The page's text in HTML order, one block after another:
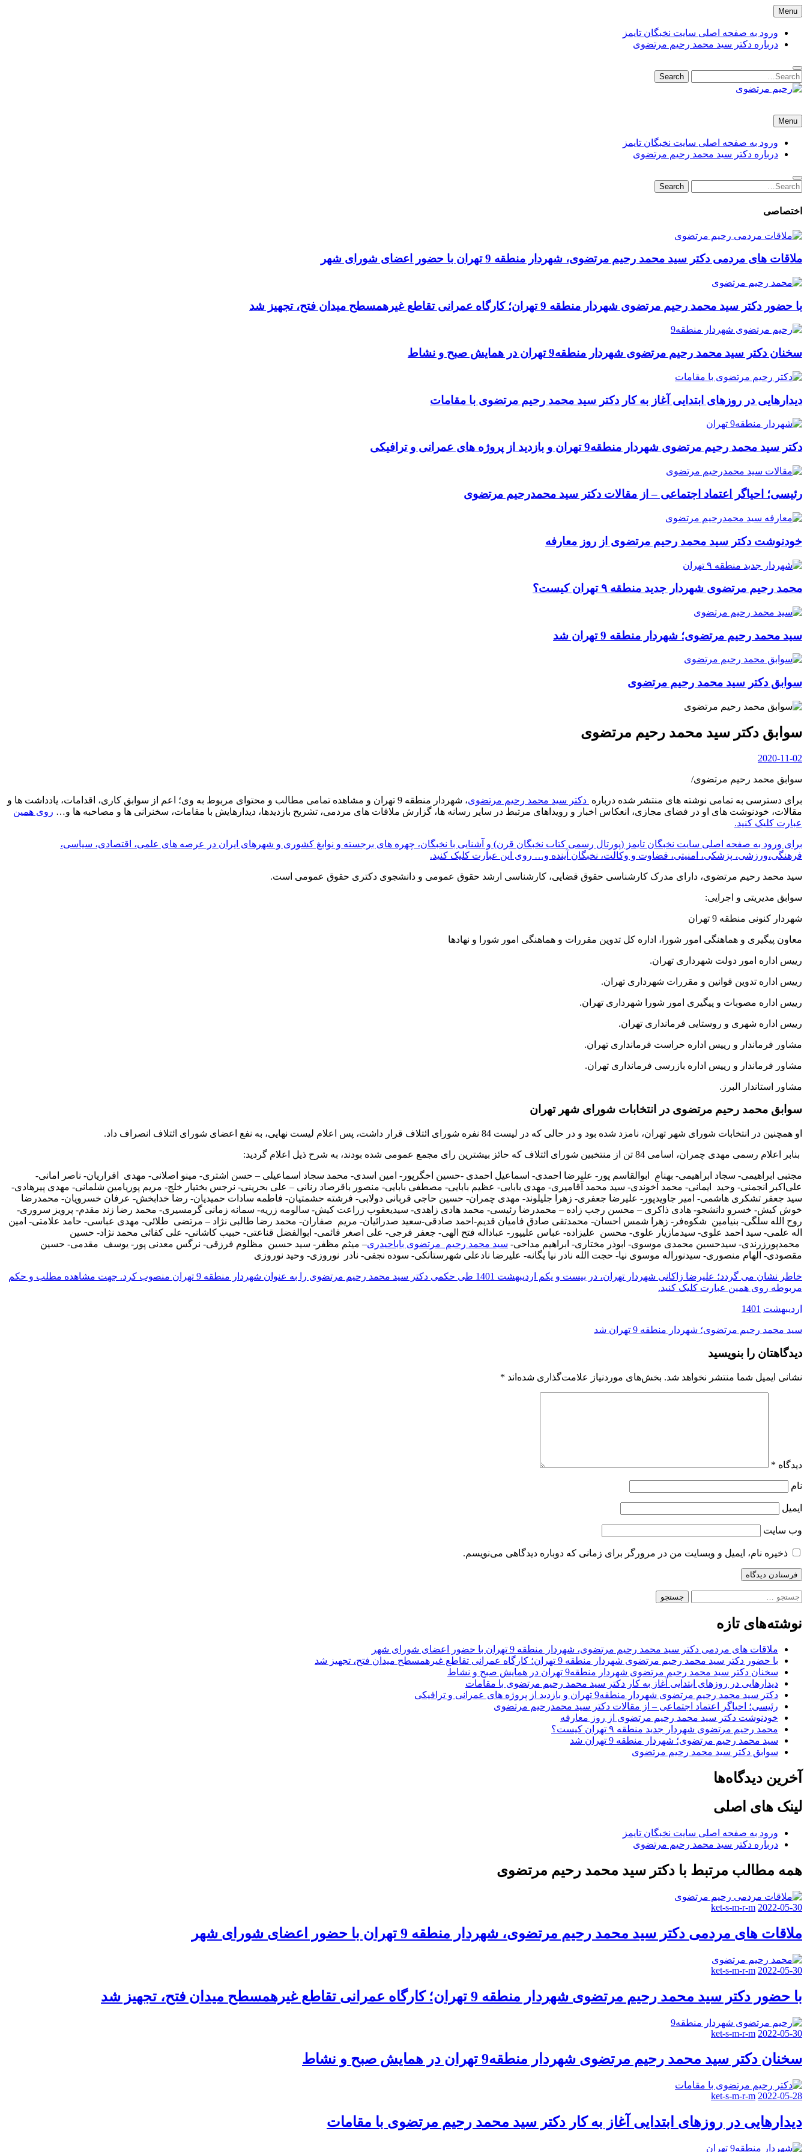
Skip
to
content
Menu
ورود به صفحه اصلی سایت نخبگان تایمز
درباره دکتر سید محمد رحیم مرتضوی
Search
for:
Search
دکتر سید محمد رحیم مرتضوی باباحیدری شهردار منطقه 9 تهران – شهرداری تهران
Menu
ورود به صفحه اصلی سایت نخبگان تایمز
درباره دکتر سید محمد رحیم مرتضوی
Search
for:
Search
اختصاصی
ملاقات های مردمی دکتر سید محمد رحیم مرتضوی، شهردار منطقه 9 تهران با حضور اعضای شورای شهر
با حضور دکتر سید محمد رحیم مرتضوی شهردار منطقه 9 تهران؛ کارگاه عمرانی تقاطع غیرهمسطح میدان فتح، تجهیز شد
سخنان دکتر سید محمد رحیم مرتضوی شهردار منطقه9 تهران در همایش صبح و نشاط
دیدارهایی در روزهای ابتدایی آغاز به کار دکتر سید محمد رحیم مرتضوی با مقامات
دکتر سید محمد رحیم مرتضوی شهردار منطقه9 تهران و بازدید از پروژه های عمرانی و ترافیکی
رئیسی؛ احیاگر اعتماد اجتماعی – از مقالات دکتر سید محمدرحیم مرتضوی
خودنوشت دکتر سید محمد رحیم مرتضوی از روز معارفه
محمد رحیم مرتضوی شهردار جدید منطقه ۹ تهران کیست؟
سید محمد رحیم مرتضوی؛ شهردار منطقه 9 تهران شد
سوابق دکتر سید محمد رحیم مرتضوی
سوابق دکتر سید محمد رحیم مرتضوی
2020-11-02
سوابق محمد رحیم مرتضوی/
برای دسترسی به تمامی نوشته های منتشر شده درباره دکتر سید محمد رحیم مرتضوی
، شهردار منطقه 9 تهران و مشاهده تمامی مطالب و محتوای مربوط به وی؛ اعم از سوابق کاری، اقدامات، یادداشت ها و
مقالات، خودنوشت های او در فضای مجازی، انعکاس اخبار و رویداهای مرتبط در سایر رسانه ها، گزارش ملاقات های مردمی، تشریح بازدیدها، دیدارهایش با مقامات، سخنرانی ها و مصاحبه ها و… روی همین
عبارت کلیک کنید.
برای ورود به صفحه اصلی سایت نخبگان تایمز (پورتال رسمی کتاب نخبگان قرن) و آشنایی با نخبگان، چهره های برجسته و نوابغ کشوری و شهرهای ایران در عرصه های علمی، اقتصادی، سیاسی،
فرهنگی،ورزشی، پزشکی، امنیتی، قضاوت و وکالت، نخبگان آینده و… روی این عبارت کلیک کنید.
سید محمد رحیم مرتضوی، دارای مدرک کارشناسی حقوق قضایی، کارشناسی ارشد حقوق عمومی و دانشجوی دکتری حقوق عمومی است.
سوابق مدیریتی و اجرایی:
شهردار کنونی منطقه 9 تهران
معاون پیگیری و هماهنگی امور شورا، اداره کل تدوین مقررات و هماهنگی امور شورا و نهادها
رییس اداره امور دولت شهرداری تهران.
رییس اداره تدوین قوانین و مقررات شهرداری تهران.
رییس اداره مصوبات و پیگیری امور شورا شهرداری تهران.
رییس اداره شهری و روستایی فرمانداری تهران.
مشاور فرماندار و رییس اداره حراست فرمانداری تهران.
مشاور فرماندار و رییس اداره بازرسی فرمانداری تهران.
مشاور استاندار البرز.
سوابق محمد رحیم مرتضوی در انتخابات شورای شهر تهران
او همچنین در انتخابات شورای شهر تهران، نامزد شده بود و در حالی که در لیست 84 نفره شورای ائتلاف قرار داشت، پس اعلام لیست نهایی، به نفع اعضای شورای ائتلاف انصراف داد.
بنابر اعلام رسمی مهدی چمران، اسامی 84 تن از منتخبین شورای ائتلاف که حائز بیشترین رای مجمع عمومی شده‌ بودند، به شرح ذیل اعلام گردید:
مجتبی ابراهیمی- سجاد ابراهیمی- بهنام ابوالقاسم پور- علیرضا احمدی- اسماعیل احمدی -حسین اخگرپور- امین اسدی- محمد سجاد اسماعیلی – حسن اشتری- مینو اصلانی- مهدی اقراریان- ناصر امانی-
علی‌اکبر انجمنی- وحید ایمانی- محمد آخوندی- سید محمد آقامیری- مهدی بابایی- عظیم بابایی- مصطفی بابایی- منصور باقرصاد رنانی – علی بحرینی- نرجس بختیار خلج- مریم پوریامین شلمانی- مهدی پیرهادی-
سید جعفر تشکری هاشمی- امیر جاویدپور- علیرضا جعفری- زهرا جلیلوند- مهدی چمران- حسین حاجی قربانی دولابی- فرشته حشمتیان- فاطمه سادات حمیدیان- رضا خدابخش- عرفان خسرویان- محمدرضا
خوش کیش- خسرو دانشجو- هادی ذاکری – محسن رجب زاده – محمدرضا رئیسی- محمد هادی زاهدی- سیدیعقوب زراعت کیش- سالومه زریه- سمانه زمانی گرمسیری- محمد رضا زند مقدم- پرویز سروری-
روح الله سلگی- بنیامین شکوه‌فر- زهرا شمس احسان- محمدتقی صادق فامیان قدیم-احمد صادقی-سعید صدرائیان- مریم صفاران- محمد رضا طالبی نژاد – مرتضی طلائی- مهدی عباسی- حامد علامتی- امین
اله علمی- سید احمد علوی- سیدمازیار علوی- محسن علیزاده- عباس علیپور- عباداله فتح الهی- جعفر فرجی- علی اصغر قائمی- ابوالفضل قناعتی- حبیب کاشانی- علی کفائی محمد نژاد- حسین
محمدپورزرندی- سیدحسین محمدی موسوی- ابوذر مختاری- ابراهیم مداحی- سید محمد رحیم مرتضوی باباحیدری– میثم مظفر- سید حسین مظلوم فرزقی- نرگس معدنی پور- یوسف مقدمی- حسین
مقصودی- الهام منصوری- سیدنوراله موسوی نیا- حجت الله نادر نیا یگانه- علیرضا نادعلی شهرستانکی- سوده نجفی- نادر نوروزی- وحید نوروزی
خاطر نشان می گردد؛ علیرضا زاکانی شهردار تهران، در بیست و یکم اردیبهشت 1401 طی حکمی دکتر سید محمد رحیم مرتضوی را به عنوان شهردار منطقه 9 تهران منصوب کرد. جهت مشاهده مطلب و حکم
مربوطه روی همین عبارت کلیک کنید.
اردیبهشت 1401
راهبری
نوشته
سید محمد رحیم مرتضوی؛ شهردار منطقه 9 تهران شد
دیدگاهتان را بنویسید
نشانی ایمیل شما منتشر نخواهد شد. بخش‌های موردنیاز علامت‌گذاری شده‌اند *
دیدگاه *
نام
ایمیل
وب‌ سایت
ذخیره نام، ایمیل و وبسایت من در مرورگر برای زمانی که دوباره دیدگاهی می‌نویسم.
جستجو
نوشته‌های تازه
ملاقات های مردمی دکتر سید محمد رحیم مرتضوی، شهردار منطقه 9 تهران با حضور اعضای شورای شهر
با حضور دکتر سید محمد رحیم مرتضوی شهردار منطقه 9 تهران؛ کارگاه عمرانی تقاطع غیرهمسطح میدان فتح، تجهیز شد
سخنان دکتر سید محمد رحیم مرتضوی شهردار منطقه9 تهران در همایش صبح و نشاط
دیدارهایی در روزهای ابتدایی آغاز به کار دکتر سید محمد رحیم مرتضوی با مقامات
دکتر سید محمد رحیم مرتضوی شهردار منطقه9 تهران و بازدید از پروژه های عمرانی و ترافیکی
رئیسی؛ احیاگر اعتماد اجتماعی – از مقالات دکتر سید محمدرحیم مرتضوی
خودنوشت دکتر سید محمد رحیم مرتضوی از روز معارفه
محمد رحیم مرتضوی شهردار جدید منطقه ۹ تهران کیست؟
سید محمد رحیم مرتضوی؛ شهردار منطقه 9 تهران شد
سوابق دکتر سید محمد رحیم مرتضوی
آخرین دیدگاه‌ها
لینک های اصلی
ورود به صفحه اصلی سایت نخبگان تایمز
درباره دکتر سید محمد رحیم مرتضوی
همه مطالب مرتبط با دکتر سید محمد رحیم مرتضوی
ket-s-m-r-m 2022-05-30
ملاقات های مردمی دکتر سید محمد رحیم مرتضوی، شهردار منطقه 9 تهران با حضور اعضای شورای شهر
ket-s-m-r-m 2022-05-30
با حضور دکتر سید محمد رحیم مرتضوی شهردار منطقه 9 تهران؛ کارگاه عمرانی تقاطع غیرهمسطح میدان فتح، تجهیز شد
ket-s-m-r-m 2022-05-30
سخنان دکتر سید محمد رحیم مرتضوی شهردار منطقه9 تهران در همایش صبح و نشاط
ket-s-m-r-m 2022-05-28
دیدارهایی در روزهای ابتدایی آغاز به کار دکتر سید محمد رحیم مرتضوی با مقامات